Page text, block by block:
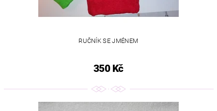
RUČNÍK SE JMÉNEM
350 Kč